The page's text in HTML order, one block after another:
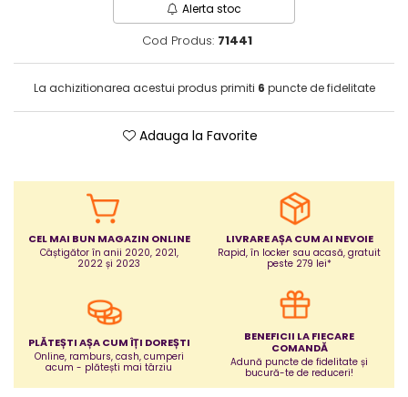
Ingrijire bebe si mama
Perne si saltele bebelusi
Maternitate
Jucarii copii si jocuri educative
Jucarii dentitie
Jucarii bebelusi
Covorase ortopedice senzoriale
Cuburi magnetice JollyHeap®
Rechizite scolare
Alerta stoc
Cod Produs: 71441
La achizitionarea acestui produs primiti 6 puncte de fidelitate
Adauga la Favorite
CEL MAI BUN MAGAZIN ONLINE
Câștigător în anii 2020, 2021,
2022 și 2023
LIVRARE AȘA CUM AI NEVOIE
Rapid, în locker sau acasă, gratuit
peste 279 lei*
PLĂTEȘTI AȘA CUM ÎȚI DOREȘTI
Online, ramburs, cash, cumperi
acum - plătești mai târziu
BENEFICII LA FIECARE
COMANDĂ
Adună puncte de fidelitate și
bucură-te de reduceri!